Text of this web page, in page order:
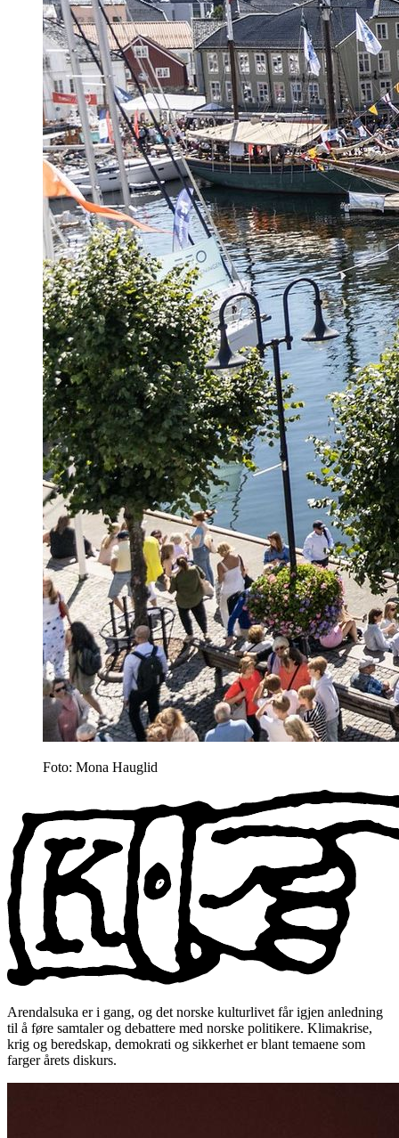
Foto: Mona Hauglid
Arendalsuka er i gang, og det norske kulturlivet får igjen anledning
til å føre samtaler og debattere med norske politikere. Klimakrise,
krig og beredskap, demokrati og sikkerhet er blant temaene som
farger årets diskurs.